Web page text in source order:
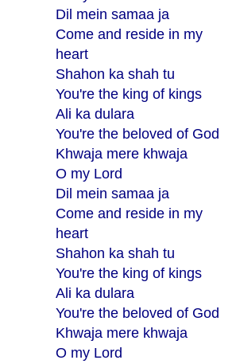
Dil mein samaa ja
Come and reside in my
heart
Shahon ka shah tu
You're the king of kings
Ali ka dulara
You're the beloved of God
Khwaja mere khwaja
O my Lord
Dil mein samaa ja
Come and reside in my
heart
Shahon ka shah tu
You're the king of kings
Ali ka dulara
You're the beloved of God
Khwaja mere khwaja
O my Lord